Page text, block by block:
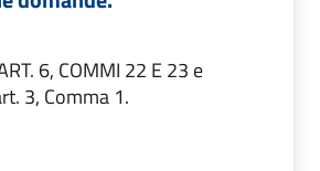
6, COMMI 22 E 23 e
3, Comma 1.